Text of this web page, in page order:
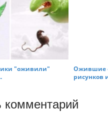
"оживили"
Ожившие
рисунков
комментарий